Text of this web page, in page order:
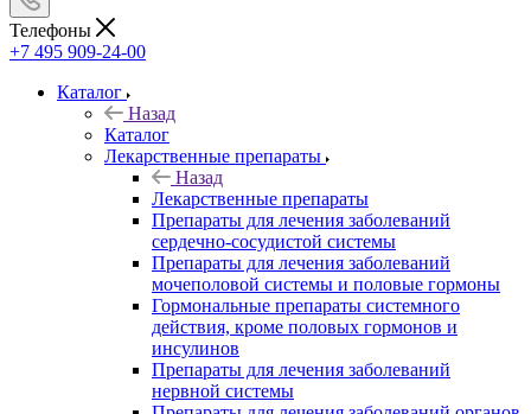
Телефоны
+7 495 909-24-00
Каталог
Назад
Каталог
Лекарственные препараты
Назад
Лекарственные препараты
Препараты для лечения заболеваний
сердечно-сосудистой системы
Препараты для лечения заболеваний
мочеполовой системы и половые гормоны
Гормональные препараты системного
действия, кроме половых гормонов и
инсулинов
Препараты для лечения заболеваний
нервной системы